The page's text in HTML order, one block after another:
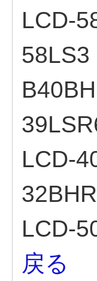
LCD-
58LS3
LCD-
LCD-
戻る